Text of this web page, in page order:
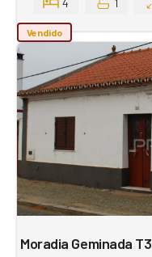
Vendido
Moradia Geminada T3